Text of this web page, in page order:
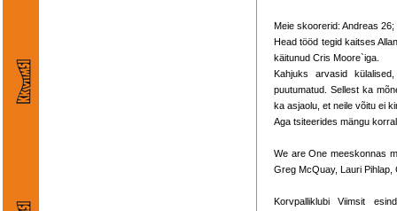
Meie skoorerid: Andreas
Head tööd tegid kaitses
käitunud Cris Moore`iga.
Kahjuks arvasid
puutumatud. Sellest ka
ka asjaolu, et neile võitu ei
Aga tsiteerides mängu
We are One meeskonnas
Greg McQuay, Lauri Pihlap,
Korvpalliklubi Viimsit